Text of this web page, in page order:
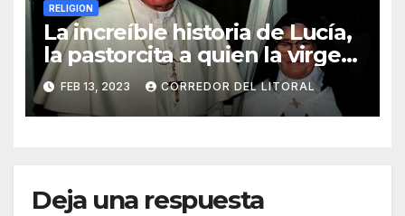
RELIGION
La increíble historia de Lucía,
la pastorcita a quien la virgen
de Fátima le reveló sus tres
terribles profecías
FEB 13, 2023 CORREDOR DEL LITORAL
Deja una respuesta